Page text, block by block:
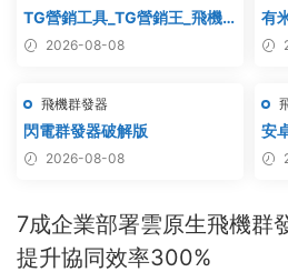
TG營銷工具_TG營銷王_飛機
營銷王_破解版
2026-08-08
有
飛機群發器
閃電群發器破解版
2026-08-08
安
7成企業部署雲原生飛機群
提升協同效率300%